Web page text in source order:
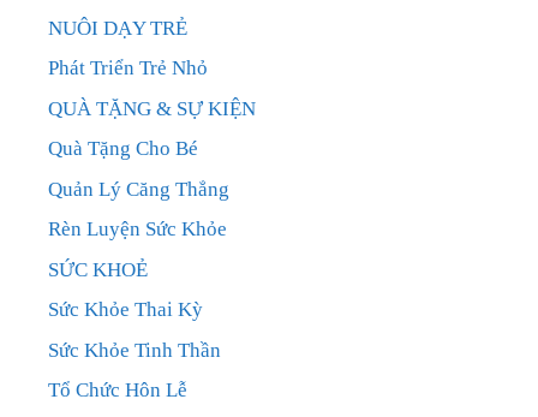
NUÔI DẠY TRẺ
Phát Triển Trẻ Nhỏ
QUÀ TẶNG & SỰ KIỆN
Quà Tặng Cho Bé
Quản Lý Căng Thẳng
Rèn Luyện Sức Khỏe
SỨC KHOẺ
Sức Khỏe Thai Kỳ
Sức Khỏe Tinh Thần
Tổ Chức Hôn Lễ